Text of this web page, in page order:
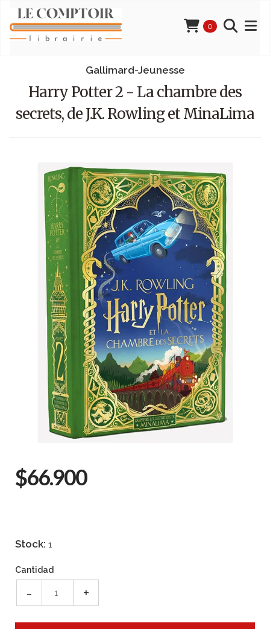
0
Gallimard-Jeunesse
Harry Potter 2 - La chambre des
secrets, de J.K. Rowling et MinaLima
$66.900
Stock: 1
Cantidad
- +